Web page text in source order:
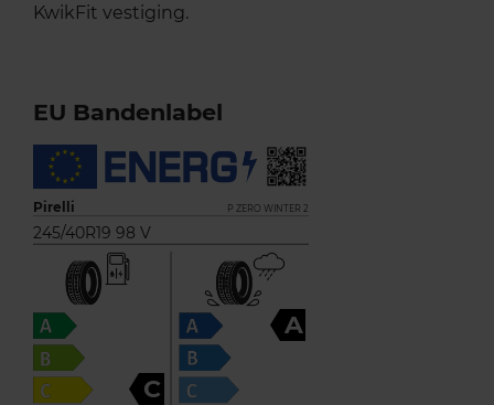
KwikFit vestiging.
EU Bandenlabel
Pirelli P ZERO WINTER 2
245/40R19 98 V
C
A